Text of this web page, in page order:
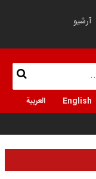
آرشیو
English العربية